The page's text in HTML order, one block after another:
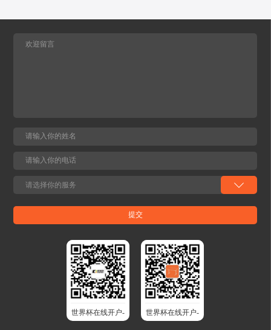
世界杯在线开户- 世界杯在线开户-